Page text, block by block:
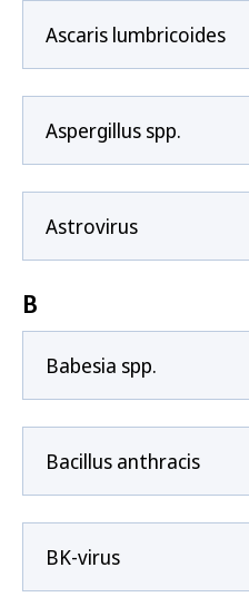
Ascaris lumbricoides
Aspergillus spp.
Astrovirus
B
Babesia spp.
Bacillus anthracis
BK-virus